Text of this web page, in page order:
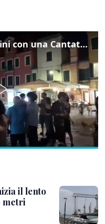
Venezia omaggia Guccini con una Cantata Anarchica in campo Santa Margherita
il lento
metri